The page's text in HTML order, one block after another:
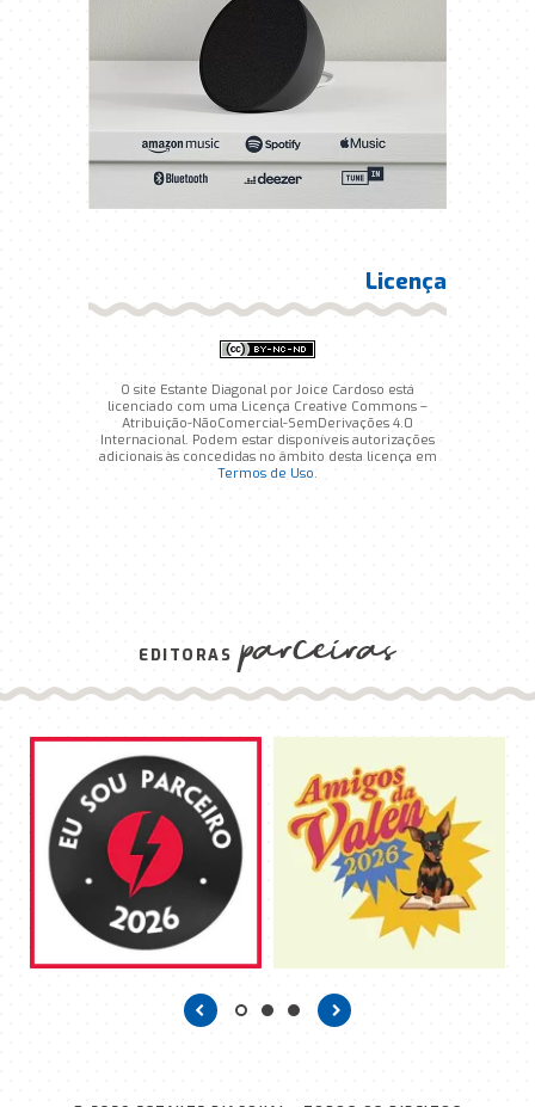
Licença
O site Estante Diagonal por Joice Cardoso está
licenciado com uma Licença Creative Commons –
Atribuição-NãoComercial-SemDerivações 4.0
Internacional. Podem estar disponíveis autorizações
adicionais às concedidas no âmbito desta licença em
Termos de Uso.
EDITORAS parceiras